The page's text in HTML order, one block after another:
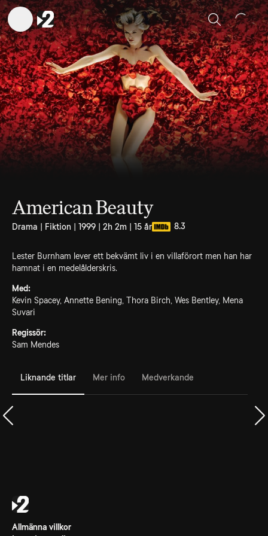
Sök
American Beauty
Drama | Fiktion | 1999 | 2h 2m | 15 år 8.3
Lester Burnham lever ett bekvämt liv i en villaförort men han har
hamnat i en medelålderskris.
Med:
Kevin Spacey, Annette Bening, Thora Birch, Wes Bentley, Mena
Suvari
Regissör:
Sam Mendes
Liknande titlar Mer info Medverkande
Allmänna villkor